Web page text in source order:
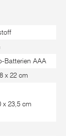
Batterien AAA
x 22 cm
x 23,5 cm